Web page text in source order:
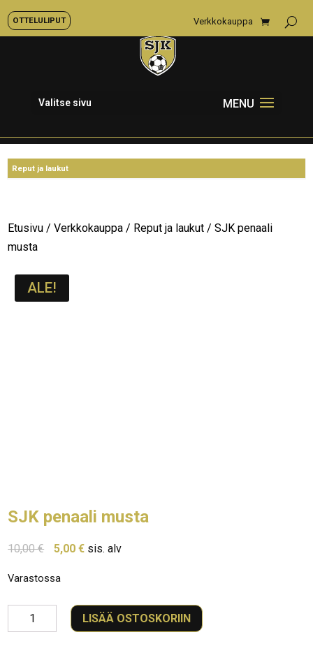
OTTELULIPUT Verkkokauppa
Valitse sivu
Etusivu /Verkkokauppa / Reput ja laukut / SJK penaali
musta
ALE!
SJK penaali musta
10,00€
Alkuperäinen
oli:
10,00 €.
5,00€Nykyinen
5,00 €.
sis. alv
Varastossa
penaali
LISÄÄ OSTOSKORIIN